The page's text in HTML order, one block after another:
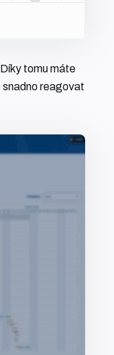
tomu máte
snadno reagovat